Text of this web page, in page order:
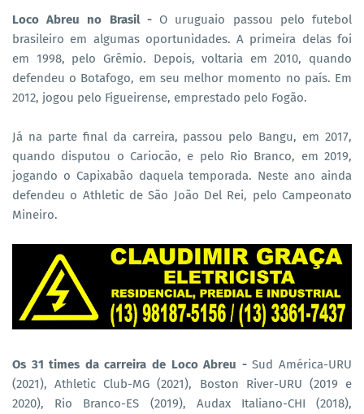
Loco Abreu no Brasil -O uruguaio passou pelo futebol
brasileiro em algumas oportunidades. A primeira delas foi
em 1998, pelo Grêmio. Depois, voltaria em 2010, quando
defendeu o Botafogo, em seu melhor momento no país. Em
2012, jogou pelo Figueirense, emprestado pelo Fogão.
Já na parte final da carreira, passou pelo Bangu, em 2017,
quando disputou o Cariocão, e pelo Rio Branco, em 2019,
jogando o Capixabão daquela temporada. Neste ano ainda
defendeu o Athletic de São João Del Rei, pelo Campeonato
Mineiro.
Os 31 times da carreira de Loco Abreu -Sud América-URU
(2021), Athletic Club-MG (2021), Boston River-URU (2019 e
2020), Rio Branco-ES (2019), Audax Italiano-CHI (2018),